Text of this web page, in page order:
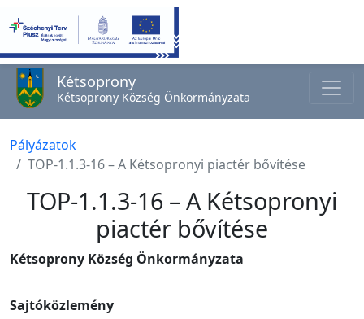
Kétsoprony
Kétsoprony Község Önkormányzata
Pályázatok
TOP-1.1.3-16 – A Kétsopronyi piactér bővítése
TOP-1.1.3-16 – A Kétsopronyi
piactér bővítése
Kétsoprony Község Önkormányzata
Sajtóközlemény